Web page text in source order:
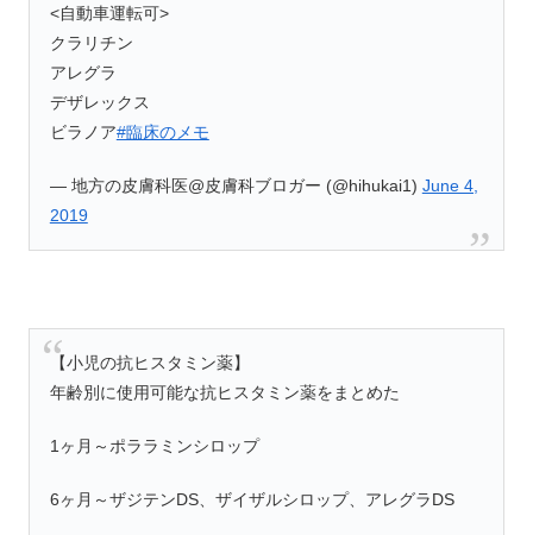
<自動車運転可>
クラリチン
アレグラ
デザレックス
ビラノア#臨床のメモ
— 地方の皮膚科医@皮膚科ブロガー (@hihukai1) June 4,
2019
【小児の抗ヒスタミン薬】
年齢別に使用可能な抗ヒスタミン薬をまとめた
1ヶ月～ポララミンシロップ
6ヶ月～ザジテンDS、ザイザルシロップ、アレグラDS